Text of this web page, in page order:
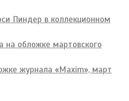
Пиндер в коллекционном
на обложке мартовского
журнала «Maxim», март